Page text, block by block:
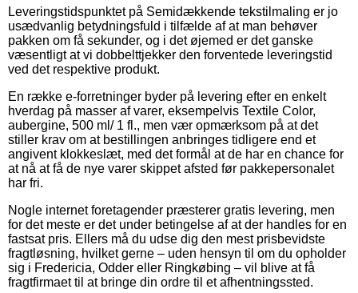
Leveringstidspunktet på Semidækkende tekstilmaling er jo
usædvanlig betydningsfuld i tilfælde af at man behøver
pakken om få sekunder, og i det øjemed er det ganske
væsentligt at vi dobbelttjekker den forventede leveringstid
ved det respektive produkt.
En række e-forretninger byder på levering efter en enkelt
hverdag på masser af varer, eksempelvis Textile Color,
aubergine, 500 ml/ 1 fl., men vær opmærksom på at det
stiller krav om at bestillingen anbringes tidligere end et
angivent klokkeslæt, med det formål at de har en chance for
at nå at få de nye varer skippet afsted før pakkepersonalet
har fri.
Nogle internet foretagender præsterer gratis levering, men
for det meste er det under betingelse af at der handles for en
fastsat pris. Ellers må du udse dig den mest prisbevidste
fragtløsning, hvilket gerne – uden hensyn til om du opholder
sig i Fredericia, Odder eller Ringkøbing – vil blive at få
fragtfirmaet til at bringe din ordre til et afhentningssted.